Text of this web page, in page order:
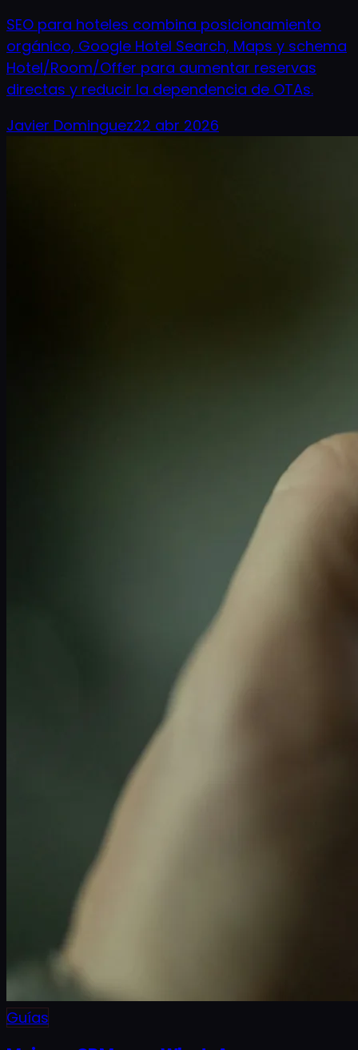
SEO para hoteles combina posicionamiento
orgánico, Google Hotel Search, Maps y schema
Hotel/Room/Offer para aumentar reservas
directas y reducir la dependencia de OTAs.
Javier Dominguez22 abr 2026
Guías